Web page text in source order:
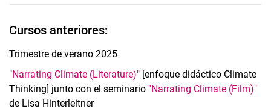
Cursos anteriores:
Trimestre de verano 2025
"Narrating Climate (Literature)" [enfoque didáctico Climate
Thinking] junto con el seminario "Narrating Climate (Film)"
de Lisa Hinterleitner